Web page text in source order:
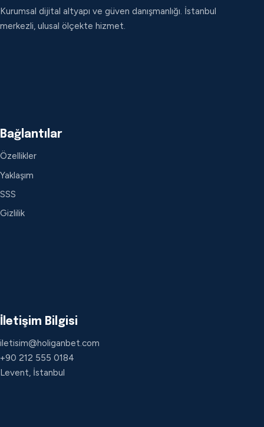
Kurumsal dijital altyapı ve güven danışmanlığı. İstanbul
merkezli, ulusal ölçekte hizmet.
Bağlantılar
Özellikler
Yaklaşım
SSS
Gizlilik
İletişim Bilgisi
iletisim@holiganbet.com
+90 212 555 0184
Levent, İstanbul